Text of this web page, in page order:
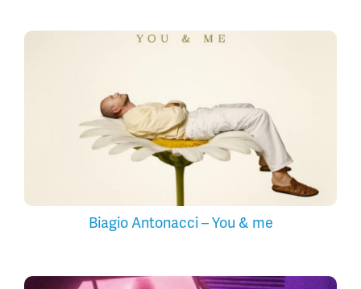
Biagio Antonacci – You & me